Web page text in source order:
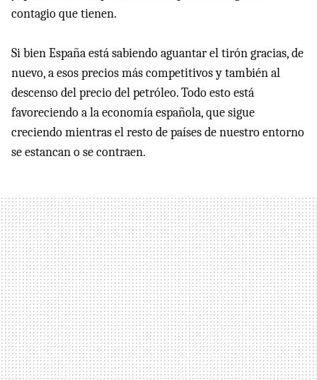
contagio que tienen.
Si bien España está sabiendo aguantar el tirón gracias, de
nuevo, a esos precios más competitivos y también al
descenso del precio del petróleo. Todo esto está
favoreciendo a la economía española, que sigue
creciendo mientras el resto de países de nuestro entorno
se estancan o se contraen.